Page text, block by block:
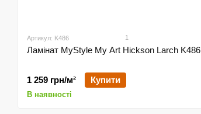
Артикул: K486 1
Ламінат MyStyle My Art Hickson Larch K486
1 259 грн/м² Купити
В наявності